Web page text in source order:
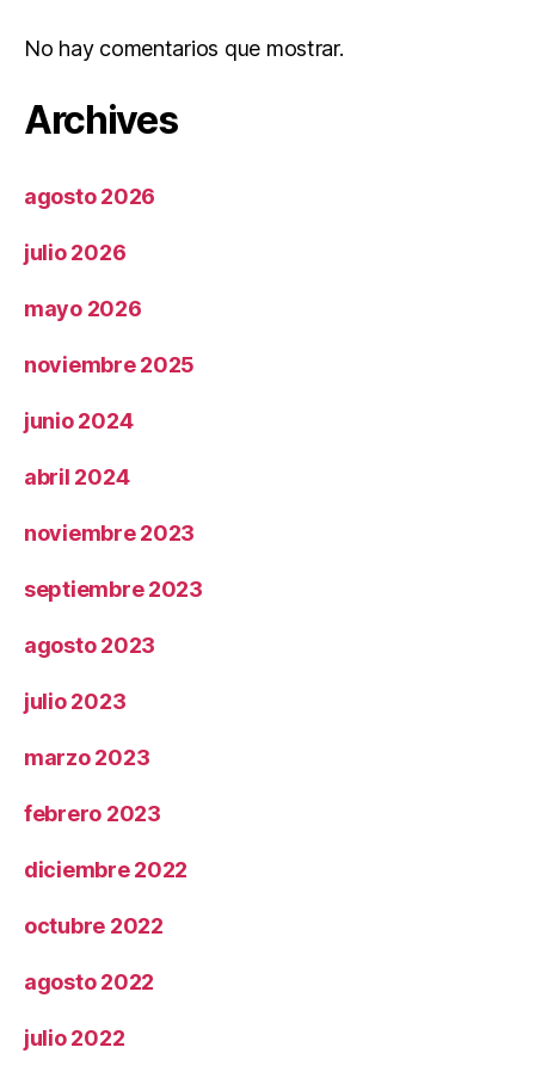
No hay comentarios que mostrar.
Archives
agosto 2026
julio 2026
mayo 2026
noviembre 2025
junio 2024
abril 2024
noviembre 2023
septiembre 2023
agosto 2023
julio 2023
marzo 2023
febrero 2023
diciembre 2022
octubre 2022
agosto 2022
julio 2022